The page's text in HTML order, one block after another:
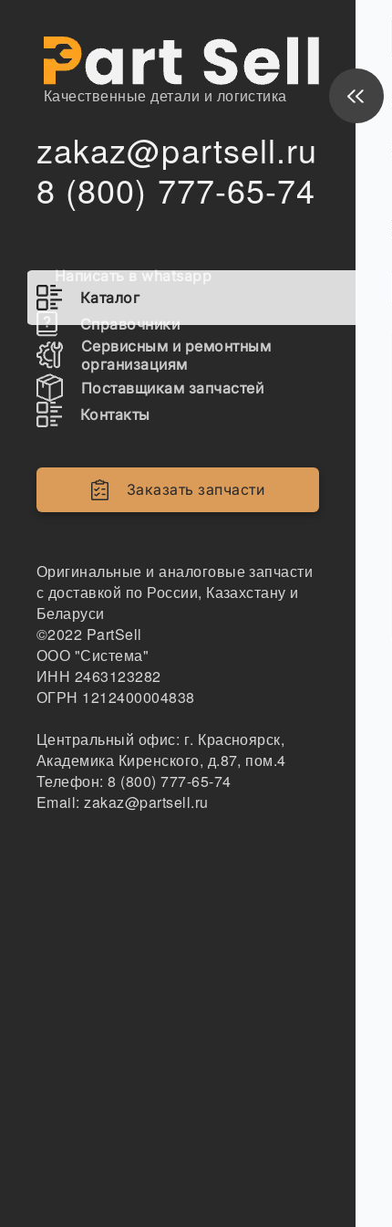
Качественные детали и логистика
zakaz@partsell.ru
8 (800) 777-65-74
Написать в whatsapp
Каталог
Справочники
Сервисным и ремонтным
организациям
Поставщикам запчастей
Контакты
Заказать запчасти
Оригинальные и аналоговые запчасти
с доставкой по России, Казахстану и
Беларуси
©2022 PartSell
ООО "Система"
ИНН 2463123282
ОГРН 1212400004838
Центральный офис: г. Красноярск,
Академика Киренского, д.87, пом.4
Телефон:8 (800) 777-65-74
Email:zakaz@partsell.ru